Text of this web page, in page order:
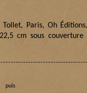
Paris, Oh
cm sous couverture
puis